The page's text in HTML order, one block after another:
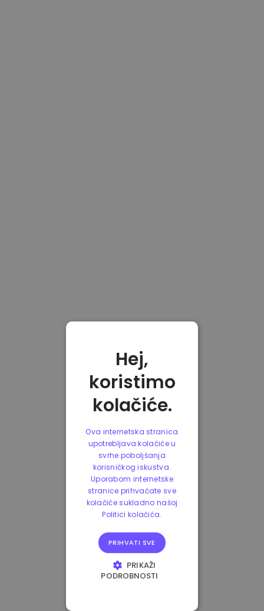
Hej,
koristimo
kolačiće.
Ova internetska stranica
upotrebljava kolačiće u
svrhe poboljšanja
korisničkog iskustva.
Uporabom internetske
stranice prihvaćate sve
kolačiće sukladno našoj
Politici kolačića.
PRIHVATI SVE
PRIKAŽI
PODROBNOSTI